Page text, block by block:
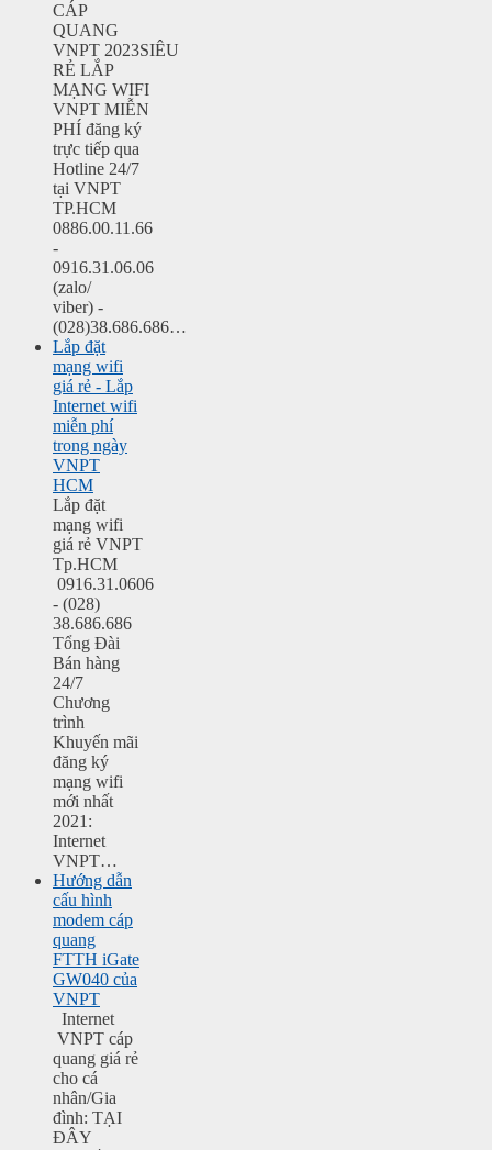
CÁP
QUANG
VNPT 2023SIÊU
RẺ LẮP
MẠNG WIFI
VNPT MIỄN
PHÍ đăng ký
trực tiếp qua
Hotline 24/7
tại VNPT
TP.HCM
0886.00.11.66
-
0916.31.06.06
(zalo/
viber) -
(028)38.686.686…
Lắp đặt
mạng wifi
giá rẻ - Lắp
Internet wifi
miễn phí
trong ngày
VNPT
HCM
Lắp đặt
mạng wifi
giá rẻ VNPT
Tp.HCM
0916.31.0606
- (028)
38.686.686
Tổng Đài
Bán hàng
24/7
Chương
trình
Khuyến mãi
đăng ký
mạng wifi
mới nhất
2021:
Internet
VNPT…
Hướng dẫn
cấu hình
modem cáp
quang
FTTH iGate
GW040 của
VNPT
Internet
VNPT cáp
quang giá rẻ
cho cá
nhân/Gia
đình: TẠI
ĐÂY